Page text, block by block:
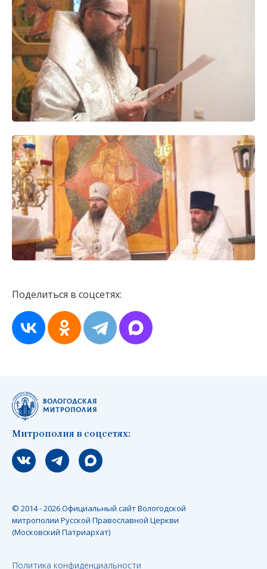
Поделиться в соцсетях:
Митрополия в соцсетях:
Мы вконтакте
Мы в telegram
Мы в Макс
© 2014 - 2026 Официальный сайт Вологодской
митрополии Русской Православной Церкви
(Московский Патриархат)
Политика конфиденциальности